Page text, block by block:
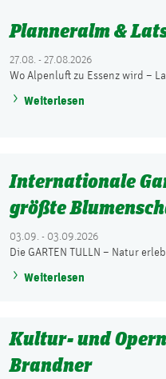
Planneralm &
27.08. - 27.08.2026
Wo Alpenluft zu Essenz wird –
Weiterlesen
Internationale
größte
03.09. - 03.09.2026
Die GARTEN TULLN – Natur
Weiterlesen
Kultur- und
Brandner